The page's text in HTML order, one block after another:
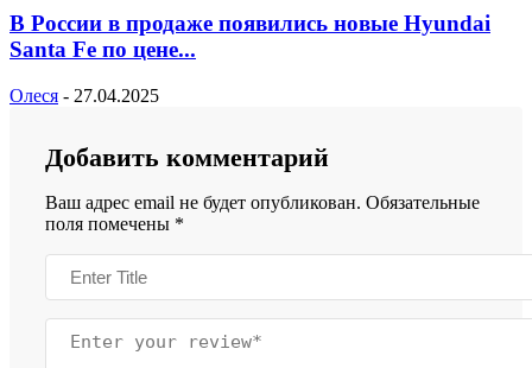
В России в продаже появились новые Hyundai
Santa Fe по цене...
Олеся - 27.04.2025
Добавить комментарий
Ваш адрес email не будет опубликован. Обязательные
поля помечены *